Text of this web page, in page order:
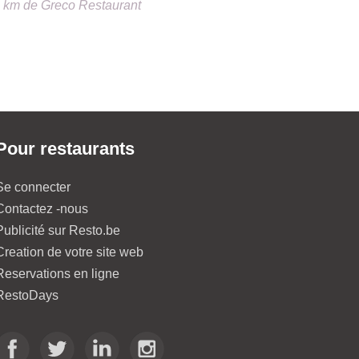
kmde Greco Restaurant
restaurants
connecter
-nous
sur Resto.be
de votre site web
en ligne